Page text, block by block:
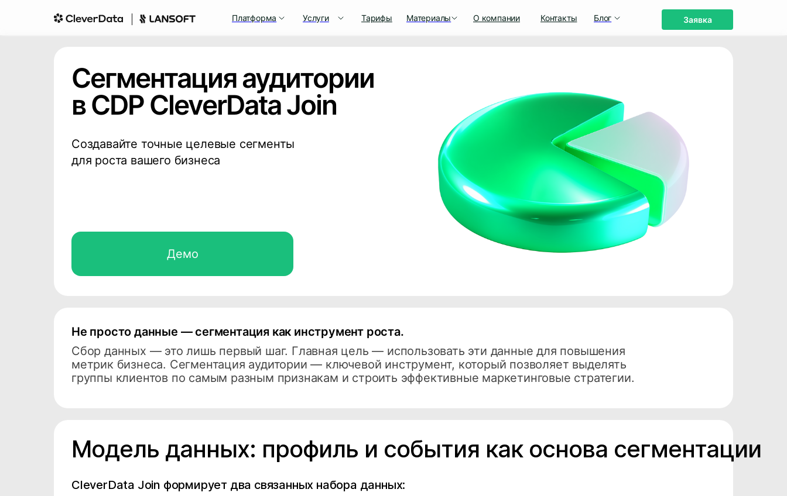
Заявка
Контакты
Платформа Услуги Тарифы Блог
Материалы О компании
Сегментация аудитории
в CDP CleverData Join
Создавайте точные целевые сегменты
для роста вашего бизнеса
Демо
Cбор данных — это лишь первый шаг. Главная цель — использовать эти данные для повышения
метрик бизнеса. Сегментация аудитории — ключевой инструмент, который позволяет выделять
группы клиентов по самым разным признакам и строить эффективные маркетинговые стратегии.
Не просто данные — сегментация как инструмент роста.
Модель данных: профиль и события как основа сегментации
CleverData Join формирует два связанных набора данных: